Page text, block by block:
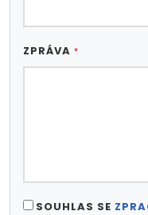
ZPRÁVA *
SOUHLAS SE